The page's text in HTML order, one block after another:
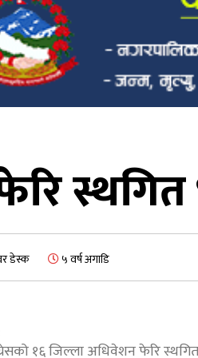
डेस्क ५ वर्ष अगाडि
१६ जिल्ला अधिवेशन फेरि